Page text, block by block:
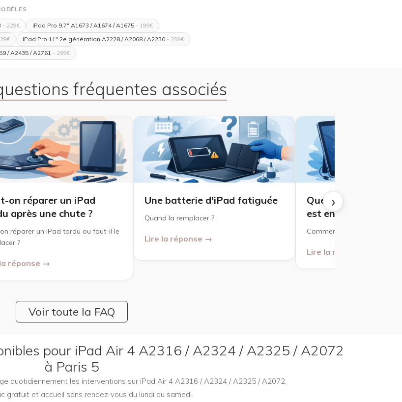
- 229€ iPad Pro 9.7" A1673 / A1674 / A1675 - 199€
iPad Pro 11" 2e génération A2228 / A2068 / A2230 - 259€
/ A2435 / A2761 - 299€
fréquentes associés
›
on réparer un iPad
après une chute ?
réparer un iPad tordu ou faut-il le
?
réponse →
Une batterie d'iPad fatiguée
Quand la remplacer ?
Lire la réponse →
Que faire lorsque
est en panne ?
Comment récupérer les
Lire la réponse →
Voir toute la FAQ
pour iPad Air 4 A2316 / A2324 / A2325 / A2072
à Paris 5
quotidiennement les interventions sur iPad Air 4 A2316 / A2324 / A2325 / A2072,
gratuit et accueil sans rendez-vous du lundi au samedi.